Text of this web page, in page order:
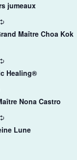
c
r
r
jumeaux
R
c
r
n
Maître Choa Kok
R
e
c
r
n
Healing®
Nona Castro
R
c
Lune